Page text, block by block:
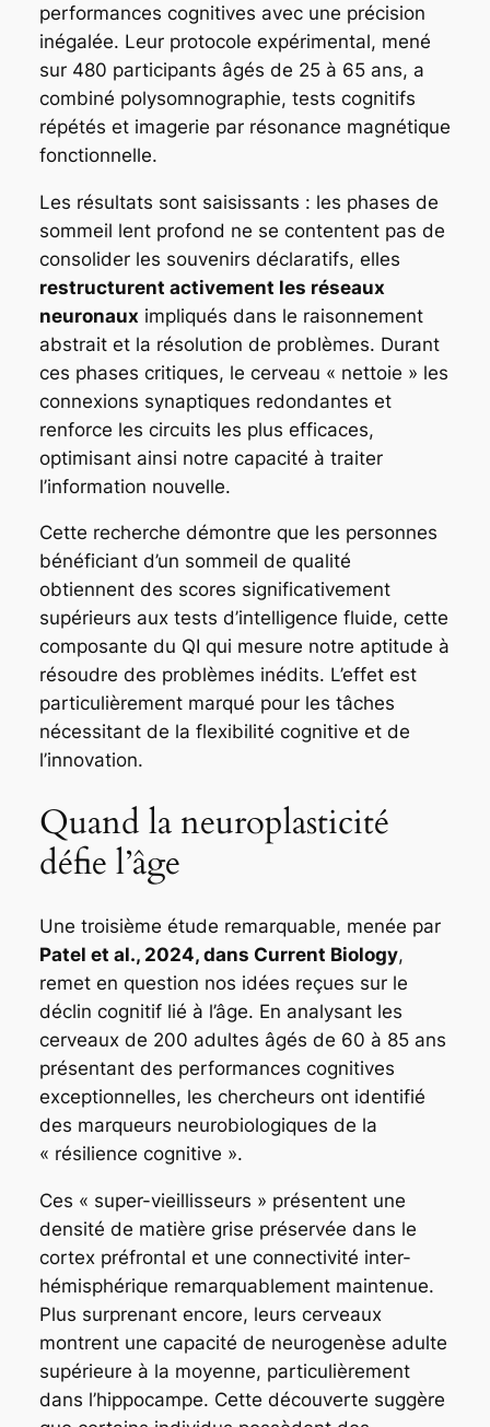
performances cognitives avec une précision
inégalée. Leur protocole expérimental, mené
sur 480 participants âgés de 25 à 65 ans, a
combiné polysomnographie, tests cognitifs
répétés et imagerie par résonance magnétique
fonctionnelle.
Les résultats sont saisissants : les phases de
sommeil lent profond ne se contentent pas de
consolider les souvenirs déclaratifs, elles
restructurent activement les réseaux
neuronaux impliqués dans le raisonnement
abstrait et la résolution de problèmes. Durant
ces phases critiques, le cerveau « nettoie » les
connexions synaptiques redondantes et
renforce les circuits les plus efficaces,
optimisant ainsi notre capacité à traiter
l’information nouvelle.
Cette recherche démontre que les personnes
bénéficiant d’un sommeil de qualité
obtiennent des scores significativement
supérieurs aux tests d’intelligence fluide, cette
composante du QI qui mesure notre aptitude à
résoudre des problèmes inédits. L’effet est
particulièrement marqué pour les tâches
nécessitant de la flexibilité cognitive et de
l’innovation.
Quand la neuroplasticité
défie l’âge
Une troisième étude remarquable, menée par
Patel et al., 2024, dans Current Biology,
remet en question nos idées reçues sur le
déclin cognitif lié à l’âge. En analysant les
cerveaux de 200 adultes âgés de 60 à 85 ans
présentant des performances cognitives
exceptionnelles, les chercheurs ont identifié
des marqueurs neurobiologiques de la
« résilience cognitive ».
Ces « super-vieillisseurs » présentent une
densité de matière grise préservée dans le
cortex préfrontal et une connectivité inter-
hémisphérique remarquablement maintenue.
Plus surprenant encore, leurs cerveaux
montrent une capacité de neurogenèse adulte
supérieure à la moyenne, particulièrement
dans l’hippocampe. Cette découverte suggère